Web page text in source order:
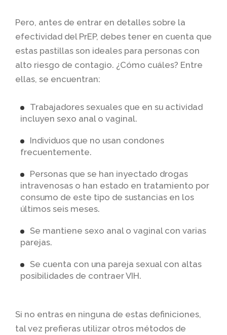
Pero, antes de entrar en detalles sobre la
efectividad del PrEP, debes tener en cuenta que
estas pastillas son ideales para personas con
alto riesgo de contagio. ¿Cómo cuáles? Entre
ellas, se encuentran:
Trabajadores sexuales que en su actividad
incluyen sexo anal o vaginal.
Individuos que no usan condones
frecuentemente.
Personas que se han inyectado drogas
intravenosas o han estado en tratamiento por
consumo de este tipo de sustancias en los
últimos seis meses.
Se mantiene sexo anal o vaginal con varias
parejas.
Se cuenta con una pareja sexual con altas
posibilidades de contraer VIH.
Si no entras en ninguna de estas definiciones,
tal vez prefieras utilizar otros métodos de